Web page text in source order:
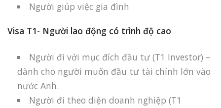
Người giúp việc gia đình
Visa T1- Người lao động có trình độ cao
Người đi với mục đích đầu tư (T1 Investor) –
dành cho người muốn đầu tư tài chính lớn vào
nước Anh.
Người đi theo diện doanh nghiệp (T1